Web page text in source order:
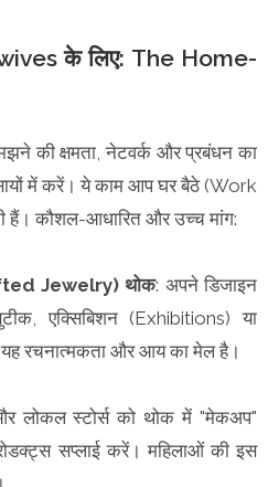
के लिए: The Home-
की क्षमता, नेटवर्क और प्रबंधन का
में करें। ये काम आप घर बैठे (Work
कौशल-आधारित और उच्च मांग:
Jewelry) थोक: अपने डिजाइन
एक्सिबिशन (Exhibitions) या
रचनात्मकता और आय का मेल है।
और लोकल स्टोर्स को थोक में "मेकअप"
सप्लाई करें। महिलाओं की इस